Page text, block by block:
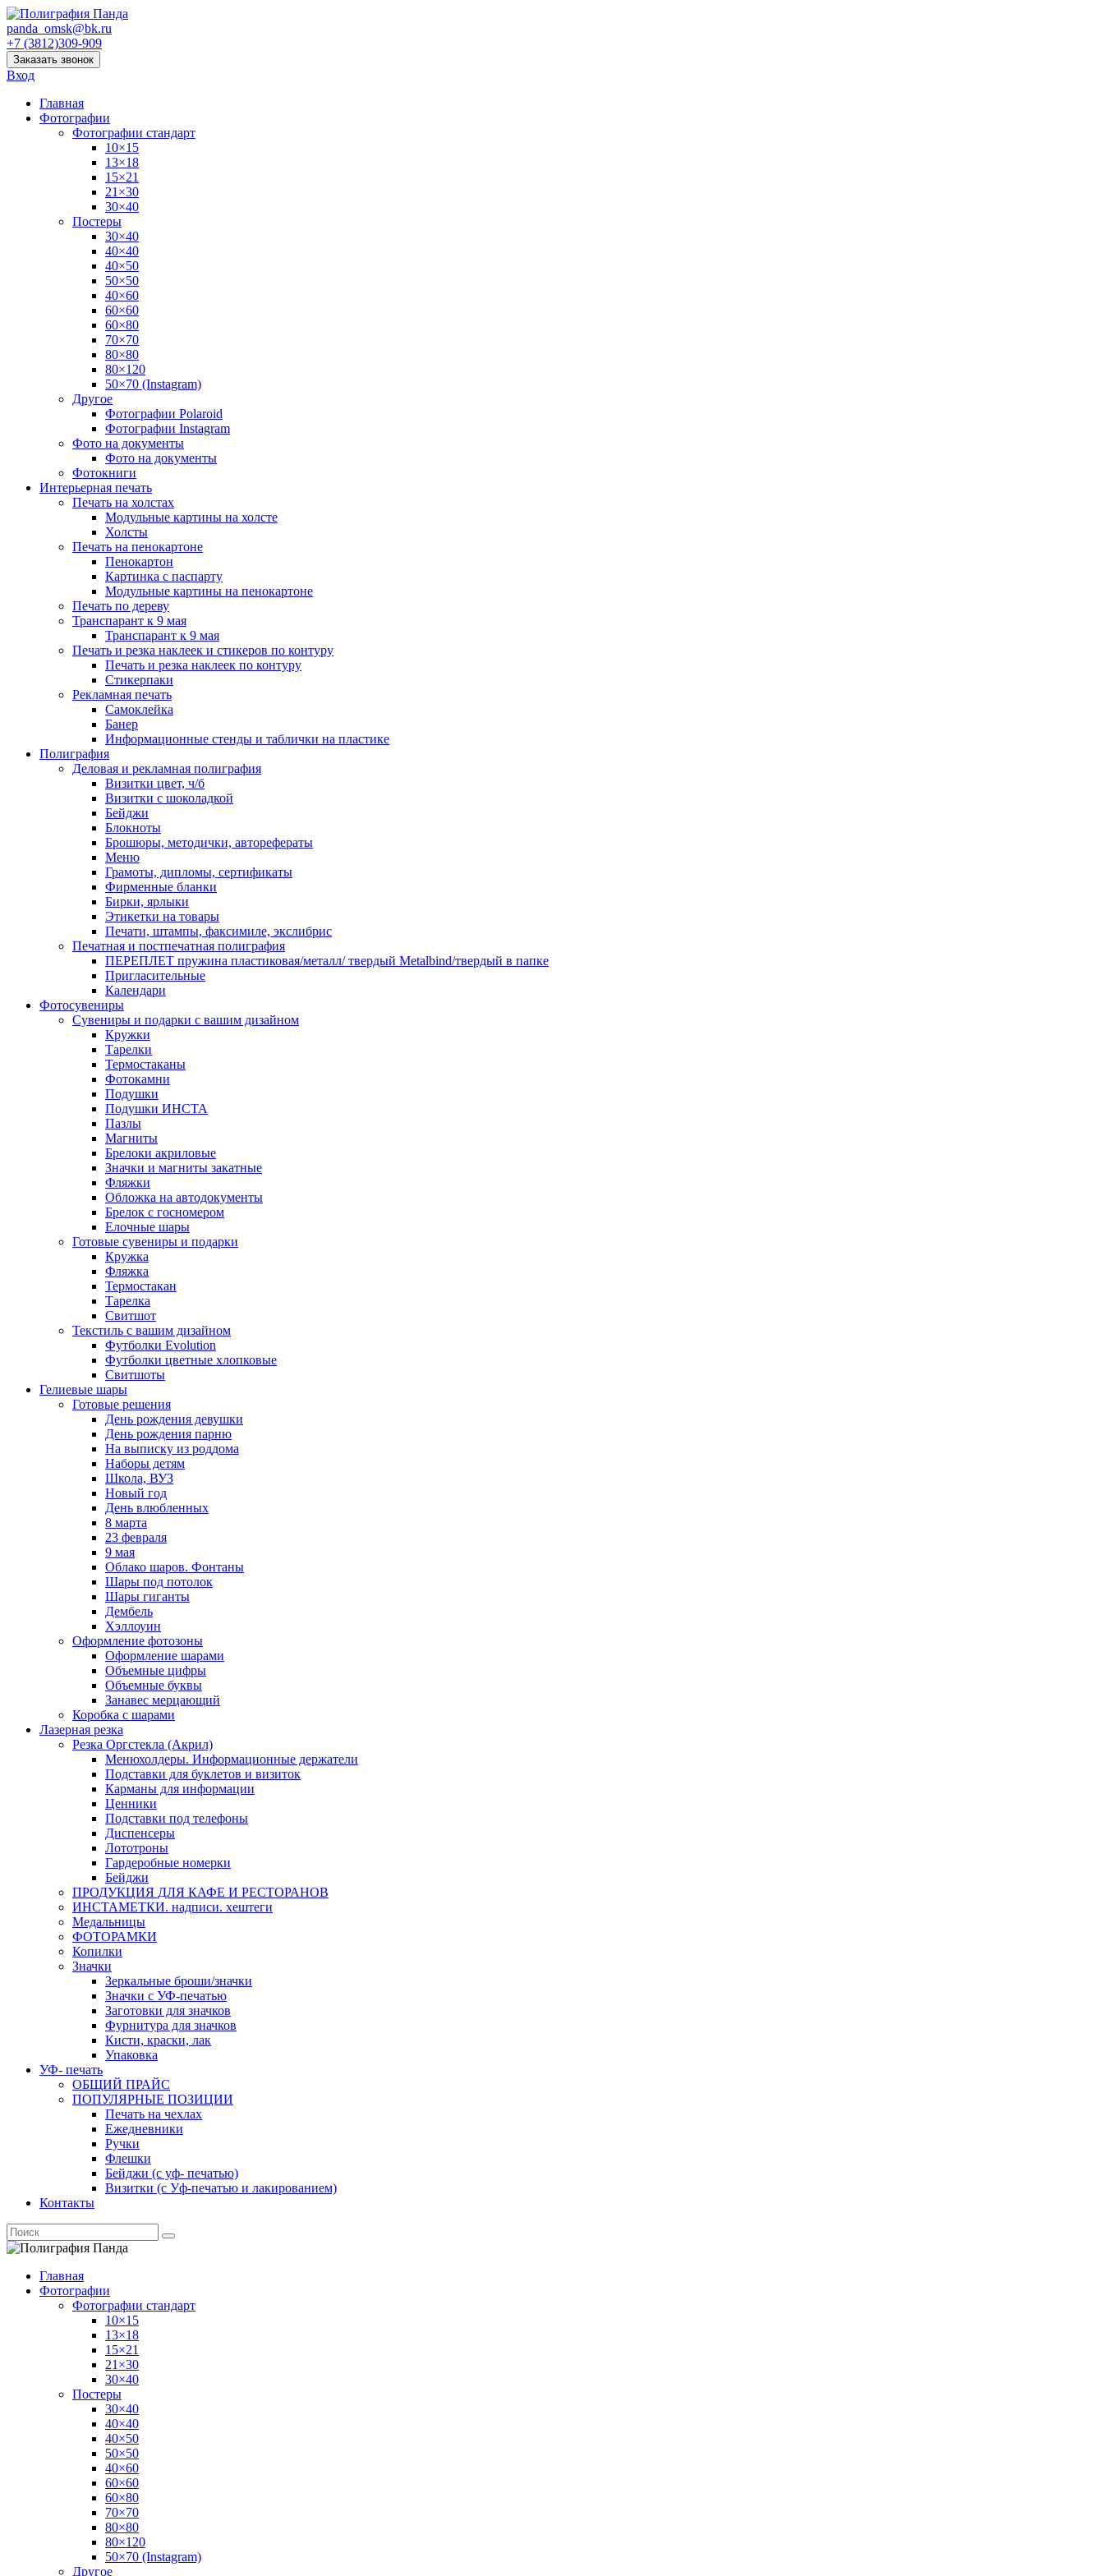
panda_omsk@bk.ru
+7 (3812)309-909
Заказать звонок
Вход
Главная
Фотографии
Фотографии стандарт
10×15
13×18
15×21
21×30
30×40
Постеры
30×40
40×40
40×50
50×50
40×60
60×60
60×80
70×70
80×80
80×120
50×70 (Instagram)
Другое
Фотографии Polaroid
Фотографии Instagram
Фото на документы
Фото на документы
Фотокниги
Интерьерная печать
Печать на холстах
Модульные картины на холсте
Холсты
Печать на пенокартоне
Пенокартон
Картинка с паспарту
Модульные картины на пенокартоне
Печать по дереву
Транспарант к 9 мая
Транспарант к 9 мая
Печать и резка наклеек и стикеров по контуру
Печать и резка наклеек по контуру
Стикерпаки
Рекламная печать
Самоклейка
Банер
Информационные стенды и таблички на пластике
Полиграфия
Деловая и рекламная полиграфия
Визитки цвет, ч/б
Визитки с шоколадкой
Бейджи
Блокноты
Брошюры, методички, авторефераты
Меню
Грамоты, дипломы, сертификаты
Фирменные бланки
Бирки, ярлыки
Этикетки на товары
Печати, штампы, факсимиле, экслибрис
Печатная и постпечатная полиграфия
ПЕРЕПЛЕТ пружина пластиковая/металл/ твердый Metalbind/твердый в папке
Пригласительные
Календари
Фотосувениры
Сувениры и подарки с вашим дизайном
Кружки
Тарелки
Термостаканы
Фотокамни
Подушки
Подушки ИНСТА
Пазлы
Магниты
Брелоки акриловые
Значки и магниты закатные
Фляжки
Обложка на автодокументы
Брелок с госномером
Елочные шары
Готовые сувениры и подарки
Кружка
Фляжка
Термостакан
Тарелка
Свитшот
Текстиль с вашим дизайном
Футболки Evolution
Футболки цветные хлопковые
Свитшоты
Гелиевые шары
Готовые решения
День рождения девушки
День рождения парню
На выписку из роддома
Наборы детям
Школа, ВУЗ
Новый год
День влюбленных
8 марта
23 февраля
9 мая
Облако шаров. Фонтаны
Шары под потолок
Шары гиганты
Дембель
Хэллоуин
Оформление фотозоны
Оформление шарами
Объемные цифры
Объемные буквы
Занавес мерцающий
Коробка с шарами
Лазерная резка
Резка Оргстекла (Акрил)
Менюхолдеры. Информационные держатели
Подставки для буклетов и визиток
Карманы для информации
Ценники
Подставки под телефоны
Диспенсеры
Лототроны
Гардеробные номерки
Бейджи
ПРОДУКЦИЯ ДЛЯ КАФЕ И РЕСТОРАНОВ
ИНСТАМЕТКИ. надписи. хештеги
Медальницы
ФОТОРАМКИ
Копилки
Значки
Зеркальные броши/значки
Значки с УФ-печатью
Заготовки для значков
Фурнитура для значков
Кисти, краски, лак
Упаковка
УФ- печать
ОБЩИЙ ПРАЙС
ПОПУЛЯРНЫЕ ПОЗИЦИИ
Печать на чехлах
Ежедневники
Ручки
Флешки
Бейджи (с уф- печатью)
Визитки (с Уф-печатью и лакированием)
Контакты
Главная
Фотографии
Фотографии стандарт
10×15
13×18
15×21
21×30
30×40
Постеры
30×40
40×40
40×50
50×50
40×60
60×60
60×80
70×70
80×80
80×120
50×70 (Instagram)
Другое